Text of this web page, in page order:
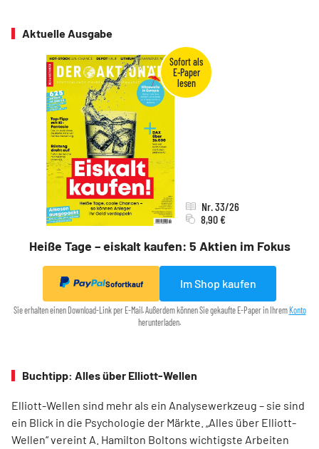
Aktuelle Ausgabe
Heiße Tage – eiskalt kaufen: 5 Aktien im Fokus
Nr. 33/26
8,90 €
Sofortkauf Im Shop kaufen
Sie erhalten einen Download-Link per E-Mail. Außerdem können Sie gekaufte E-Paper in Ihrem Konto
herunterladen.
Buchtipp: Alles über Elliott-Wellen
Elliott-Wellen sind mehr als ein Analysewerkzeug – sie sind
ein Blick in die Psychologie der Märkte. „Alles über Elliott-
Wellen“ vereint A. Hamilton Boltons wichtigste Arbeiten